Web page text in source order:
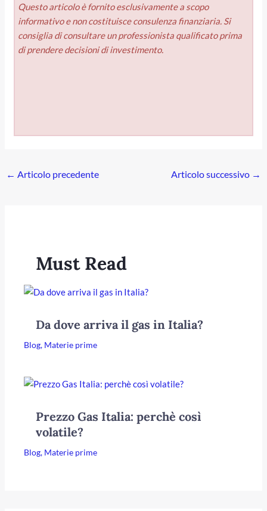
Questo articolo è fornito esclusivamente a scopo
informativo e non costituisce consulenza finanziaria. Si
consiglia di consultare un professionista qualificato prima
di prendere decisioni di investimento.
← Articolo precedente Articolo successivo →
Must Read
Da dove arriva il gas in Italia?
Blog, Materie prime
Prezzo Gas Italia: perchè così
volatile?
Blog, Materie prime